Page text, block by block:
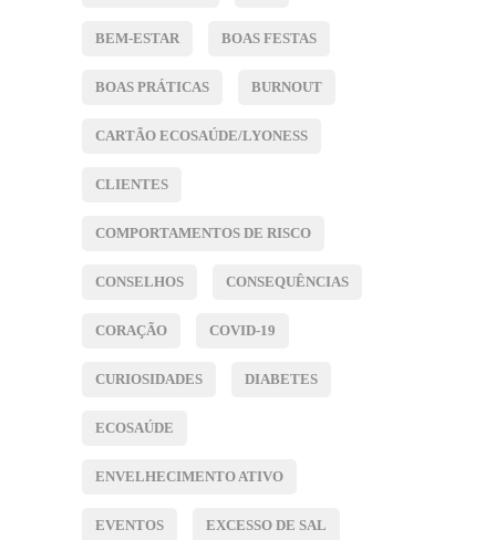
BEM-ESTAR BOAS FESTAS
BOAS PRÁTICAS BURNOUT
CARTÃO ECOSAÚDE/LYONESS
CLIENTES
COMPORTAMENTOS DE RISCO
CONSELHOS CONSEQUÊNCIAS
CORAÇÃO COVID-19
CURIOSIDADES DIABETES
ECOSAÚDE
ENVELHECIMENTO ATIVO
EVENTOS EXCESSO DE SAL